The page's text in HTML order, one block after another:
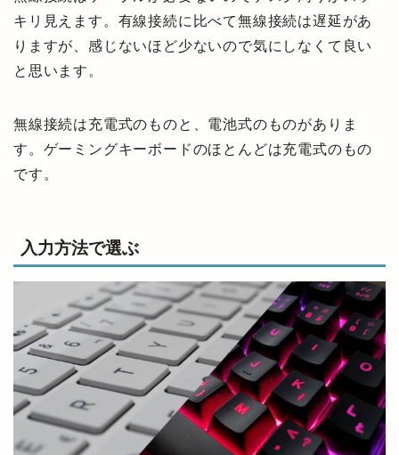
キリ見えます。有線接続に比べて無線接続は遅延があ
りますが、感じないほど少ないので気にしなくて良い
と思います。
無線接続は充電式のものと、電池式のものがありま
す。ゲーミングキーボードのほとんどは充電式のもの
です。
入力方法で選ぶ